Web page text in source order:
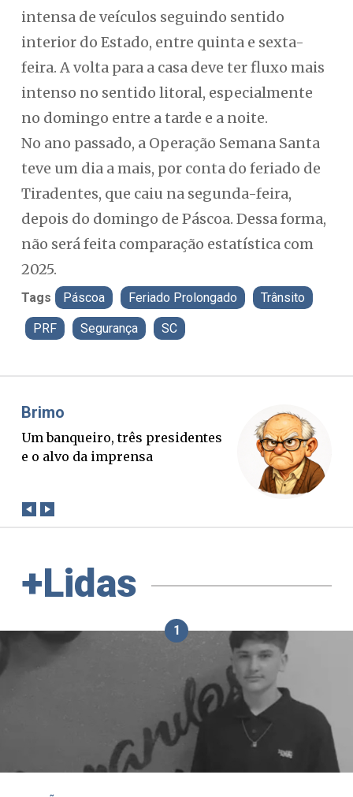
intensa de veículos seguindo sentido
interior do Estado, entre quinta e sexta-
feira. A volta para a casa deve ter fluxo mais
intenso no sentido litoral, especialmente
no domingo entre a tarde e a noite.
No ano passado, a Operação Semana Santa
teve um dia a mais, por conta do feriado de
Tiradentes, que caiu na segunda-feira,
depois do domingo de Páscoa. Dessa forma,
não será feita comparação estatística com
2025.
Tags Páscoa Feriado Prolongado Trânsito
PRF Segurança SC
Misael Elias
O Boato corre mais rápido que a
verdade. Mas quem paga a
+Lidas
1